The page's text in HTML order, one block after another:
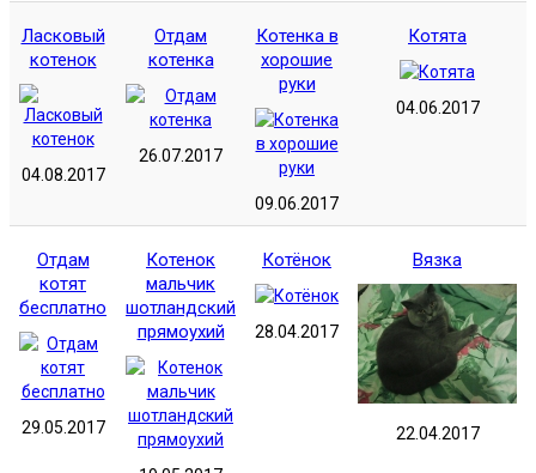
Ласковый
котенок
04.08.2017
Отдам
котенка
26.07.2017
Котенка в
хорошие
руки
09.06.2017
Котята
04.06.2017
Отдам
котят
бесплатно
29.05.2017
Котенок
мальчик
шотландский
прямоухий
Котёнок
28.04.2017
Вязка
22.04.2017